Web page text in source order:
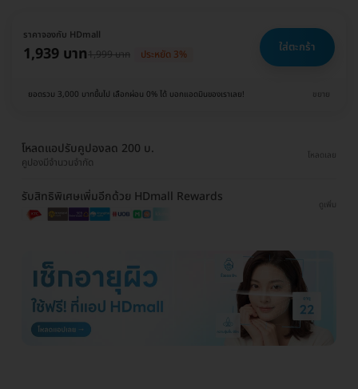
ราคาจองกับ HDmall
1,939 บาท1,999 บาท ประหยัด 3% ใส่ตะกร้า
ยอดรวม 3,000 บาทขึ้นไป เลือกผ่อน 0% ได้ บอกแอดมินของเราเลย! ขยาย
โหลดแอปรับคูปองลด 200 บ.
คูปองมีจำนวนจำกัด
โหลดเลย
รับสิทธิพิเศษเพิ่มอีกด้วย HDmall Rewards
ดูเพิ่ม